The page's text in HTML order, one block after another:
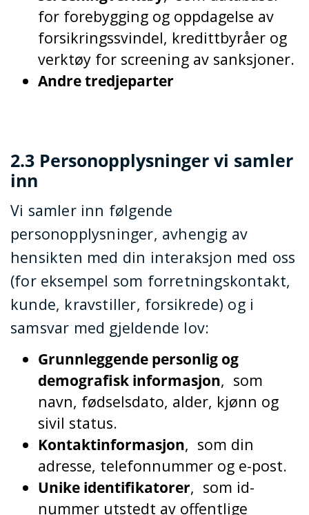
for forebygging og oppdagelse av
forsikringssvindel, kredittbyråer og
verktøy for screening av sanksjoner.
Andre tredjeparter
2.3 Personopplysninger vi samler
inn
Vi samler inn følgende
personopplysninger, avhengig av
hensikten med din interaksjon med oss
(for eksempel som forretningskontakt,
kunde, kravstiller, forsikrede) og i
samsvar med gjeldende lov:
Grunnleggende personlig og
demografisk informasjon, som
navn, fødselsdato, alder, kjønn og
sivil status.
Kontaktinformasjon, som din
adresse, telefonnummer og e-post.
Unike identifikatorer, som id-
nummer utstedt av offentlige